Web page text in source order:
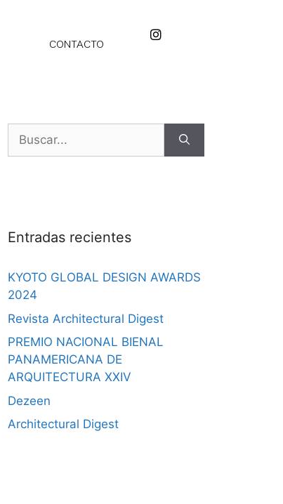
CONTACTO
Entradas recientes
KYOTO GLOBAL DESIGN AWARDS
2024
Revista Architectural Digest
PREMIO NACIONAL BIENAL
PANAMERICANA DE
ARQUITECTURA XXIV
Dezeen
Architectural Digest